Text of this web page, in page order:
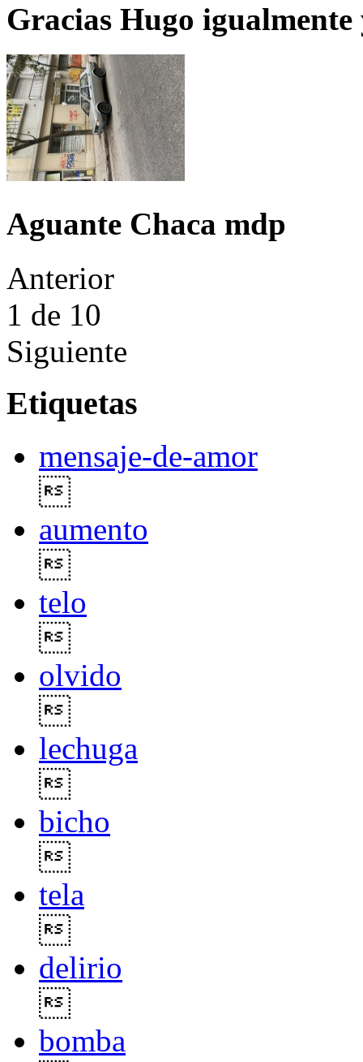
Gracias Hugo igualmente
Aguante Chaca mdp
Anterior
1 de 10
Siguiente
Etiquetas
mensaje-de-amor
aumento
telo
olvido
lechuga
bicho
tela
delirio
bomba